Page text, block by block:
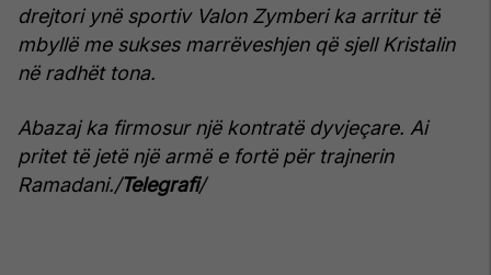
drejtori ynë sportiv Valon Zymberi ka arritur të
mbyllë me sukses marrëveshjen që sjell Kristalin
në radhët tona.
Abazaj ka firmosur një kontratë dyvjeçare. Ai
pritet të jetë një armë e fortë për trajnerin
Ramadani./Telegrafi/